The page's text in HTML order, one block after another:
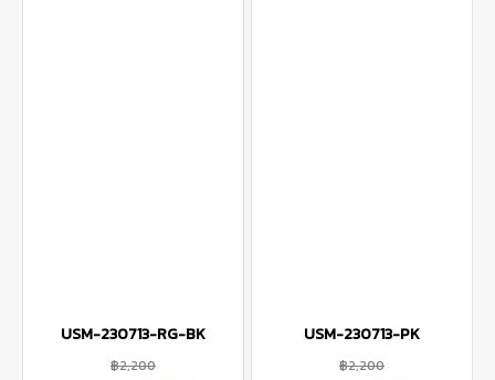
USM-230713-RG-BK
฿2,200
USM-230713-PK
฿2,200